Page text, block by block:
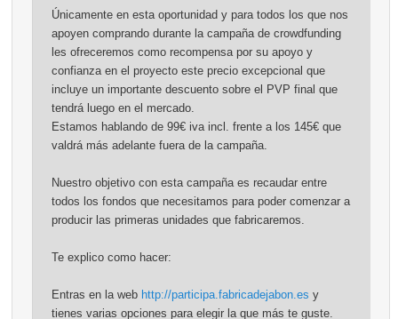
Únicamente en esta oportunidad y para todos los que nos
apoyen comprando durante la campaña de crowdfunding
les ofreceremos como recompensa por su apoyo y
confianza en el proyecto este precio excepcional que
incluye un importante descuento sobre el PVP final que
tendrá luego en el mercado.
Estamos hablando de 99€ iva incl. frente a los 145€ que
valdrá más adelante fuera de la campaña.
Nuestro objetivo con esta campaña es recaudar entre
todos los fondos que necesitamos para poder comenzar a
producir las primeras unidades que fabricaremos.
Te explico como hacer:
Entras en la web http://participa.fabricadejabon.es y
tienes varias opciones para elegir la que más te guste.